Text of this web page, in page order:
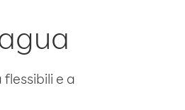
e a